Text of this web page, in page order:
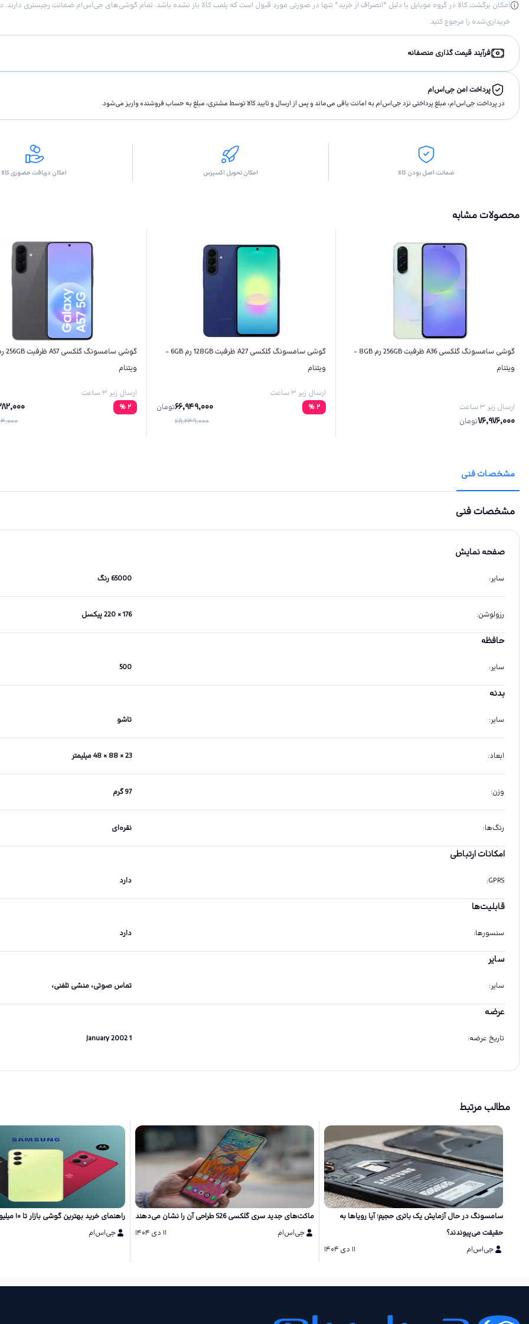
خریداری‌شده را مرجوع کنید.
فرآیند قیمت گذاری منصفانه
پرداخت امن جی‌اس‌ام
در پرداخت جی‌اس‌ام، مبلغ پرداختى نزد جی‌اس‌ام به امانت باقى مى‌ماند و پس از ارسال و تاييد كالا توسط مشتری، مبلغ به حساب فروشنده واريز مى‌شود.
ضمانت اصل بودن کالا امکان تحویل اکسپرس امکان دریافت حضوری کالا
محصولات مشابه
گوشی سامسونگ گلکسی A36 ظرفیت 256GB رم 8GB -
ویتنام
ارسال زیر ۳ ساعت
76,976,000تومان
گوشی سامسونگ گلکسی A27 ظرفیت 128GB رم 6GB -
ویتنام
ارسال زیر ۳ ساعت
2
%
66,949,000
68,249,000
تومان
ویتنام
ارسال زیر ۳ ساعت
2
%
مشخصات فنی
مشخصات فنی
صفحه نمایش
سایر: 65000 رنگ
رزولوشن: 176 × 220 پیکسل
حافظه
سایر:
500
بدنه
سایر: تاشو
ابعاد: 23 × 88 × 48 میلیمتر
وزن: 97 گرم
رنگ‌ها: نقره‌ای
امکانات ارتباطی
GPRS
: دارد
قابلیت‌ها
سنسورها: دارد
سایر
سایر: تماس صوتی، منشی تلفنی،
عرضه
تاریخ عرضه:
1 January 2002
مطالب مرتبط
سامسونگ در حال آزمایش یک باتری حجیم؛ آیا رویاها به
حقیقت می‌پیوندند؟
جی‌اس‌ام
۱۱ دی ۱۴۰۴
ماکت‌های جدید سری گلکسی S26 طراحی آن را نشان می‌دهند
جی‌اس‌ام
۱۱ دی ۱۴۰۴
راهنمای خرید بهترین گوشی بازار تا ۱۰ میلیون تومان
جی‌اس‌ام